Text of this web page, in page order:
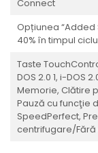
Connect
Opțiunea
40% în timpul
Taste
DOS 2.0 1, i-DOS
Memorie, Clătire
Pauză cu funcţie
SpeedPerfect,
centrifugare/